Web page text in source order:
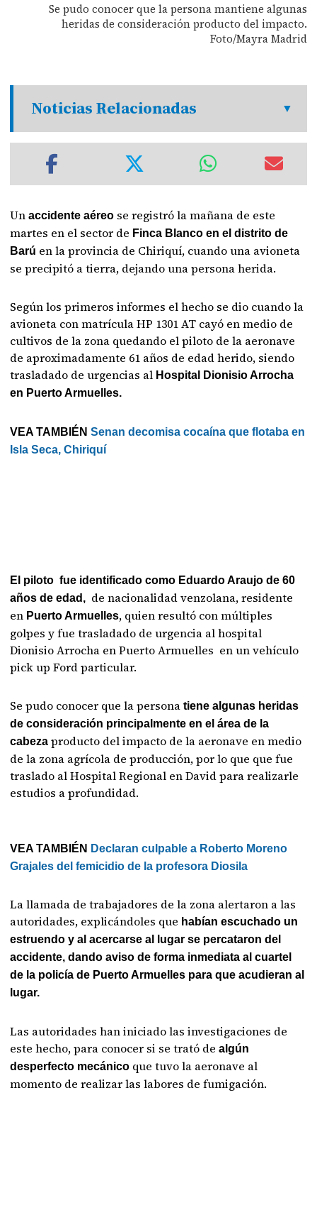
Se pudo conocer que la persona mantiene algunas
heridas de consideración producto del impacto.
Foto/Mayra Madrid
Noticias Relacionadas
Unaccidente aéreo se registró la mañana de este
martes en el sector de Finca Blanco en el distrito de
Barú en la provincia de Chiriquí, cuando una avioneta
se precipitó a tierra, dejando una persona herida.
Según los primeros informes el hecho se dio cuando la
avioneta con matrícula HP 1301 AT cayó en medio de
cultivos de la zona quedando el piloto de la aeronave
de aproximadamente 61 años de edad herido, siendo
trasladado de urgencias al Hospital Dionisio Arrocha
en Puerto Armuelles.
VEA TAMBIÉNSenan decomisa cocaína que flotaba en
Isla Seca, Chiriquí
El piloto fue identificado como Eduardo Araujo de 60
años de edad, de nacionalidad venzolana, residente
en Puerto Armuelles, quien resultó con múltiples
golpes y fue trasladado de urgencia al hospital
Dionisio Arrocha en Puerto Armuelles en un vehículo
pick up Ford particular.
Se pudo conocer que la personatiene algunas heridas
de consideración principalmente en el área de la
cabeza producto del impacto de la aeronave en medio
de la zona agrícola de producción, por lo que que fue
traslado al Hospital Regional en David para realizarle
estudios a profundidad.
VEA TAMBIÉN Declaran culpable a Roberto Moreno
Grajales del femicidio de la profesora Diosila
La llamada de trabajadores de la zona alertaron a las
autoridades, explicándoles que habían escuchado un
estruendo y al acercarse al lugar se percataron del
accidente, dando aviso de forma inmediata al cuartel
de la policía de Puerto Armuelles para que acudieran al
lugar.
Las autoridades han iniciado las investigaciones de
este hecho, para conocer si se trató dealgún
desperfecto mecánico que tuvo la aeronave al
momento de realizar las labores de fumigación.